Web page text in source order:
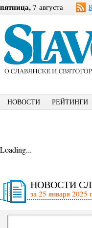
пятница, 7 августа
НОВОСТИ РЕЙТИНГИ
Loading...
НОВОСТИ
за 25 января 2025